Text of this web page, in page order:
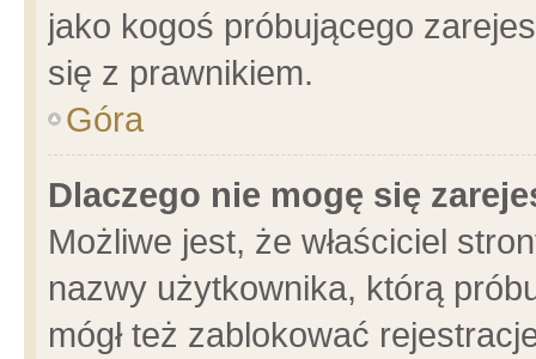
jako kogoś próbującego
się z prawnikiem.
Góra
Dlaczego nie mogę się
Możliwe jest, że właściciel
nazwy użytkownika, którą
mógł też zablokować